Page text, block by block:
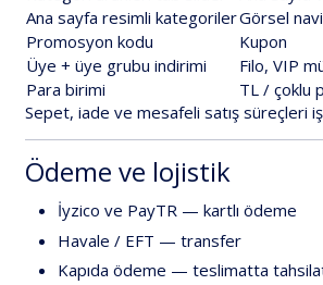
Ana sayfa resimli kategorilerGörsel
Promosyon kodu
Kupon
Üye + üye grubu indirimi Filo, VIP
Para birimi TL / çoklu
Sepet, iade ve mesafeli satış süreçleri
Ödeme ve lojistik
İyzico ve PayTR — kartlı ödeme
Havale / EFT — transfer
Kapıda ödeme — teslimatta